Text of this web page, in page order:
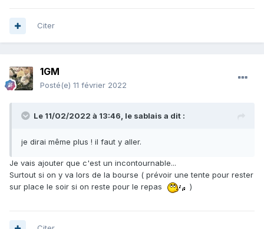
Citer
1GM
Posté(e) 11 février 2022
Le 11/02/2022 à 13:46, le sablais a dit :
je dirai même plus ! il faut y aller.
Je vais ajouter que c'est un incontournable...
Surtout si on y va lors de la bourse ( prévoir une tente pour rester
sur place le soir si on reste pour le repas
)